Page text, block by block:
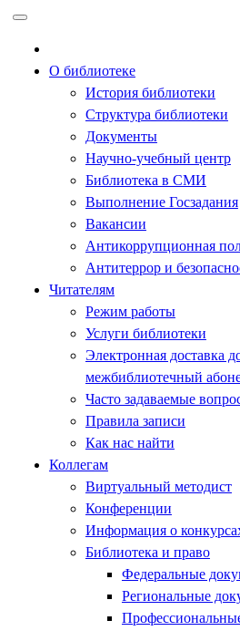
содержимому
О библиотеке
История библиотеки
Структура библиотеки
Документы
Научно-учебный центр
Библиотека в СМИ
Выполнение Госзадания
Вакансии
Антикоррупционная
Антитеррор и
Читателям
Режим работы
Услуги библиотеки
Электронная доставка
межбиблиотечный
Часто задаваемые
Правила записи
Как нас найти
Коллегам
Виртуальный методист
Конференции
Информация о
Библиотека и право
Федеральные
Региональные